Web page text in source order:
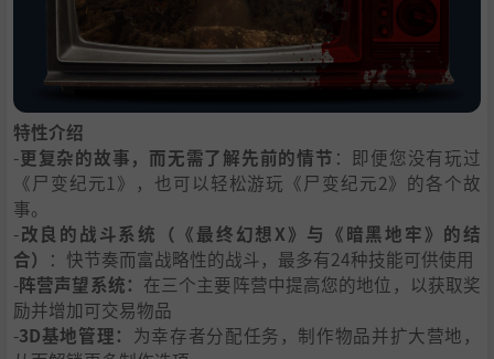
特性介绍
-更复杂的故事，而无需了解先前的情节 ：即便您没有玩过
《尸变纪元1》，也可以轻松游玩《尸变纪元2》的各个故
事。
-改良的战斗系统（《最终幻想X》与《暗黑地牢》的结
合）
：快节奏而富战略性的战斗，最多有24种技能可供使用
-阵营声望系统： 在三个主要阵营中提高您的地位，以获取奖
励并增加可交易物品
-3D基地管理： 为幸存者分配任务，制作物品并扩大营地，